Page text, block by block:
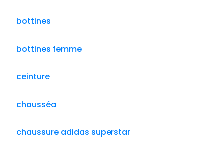
bottines
bottines femme
ceinture
chausséa
chaussure adidas superstar